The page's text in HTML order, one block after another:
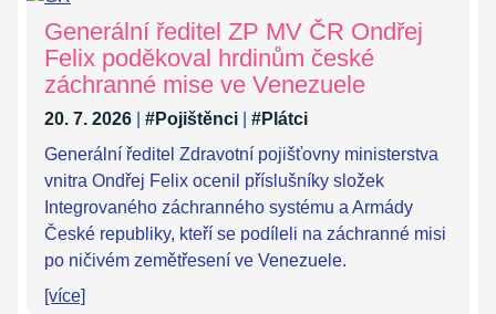
Generální ředitel ZP MV ČR Ondřej
Felix poděkoval hrdinům české
záchranné mise ve Venezuele
20. 7. 2026 #Pojištěnci
#Plátci
Generální ředitel Zdravotní pojišťovny ministerstva
vnitra Ondřej Felix ocenil příslušníky složek
Integrovaného záchranného systému a Armády
České republiky, kteří se podíleli na záchranné misi
po ničivém zemětřesení ve Venezuele.
[více]